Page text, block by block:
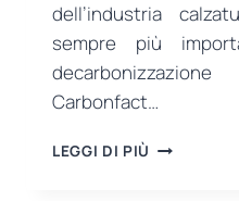
dell’industria
sempre più
Carbonfact…
LEGGI DI PIÙ